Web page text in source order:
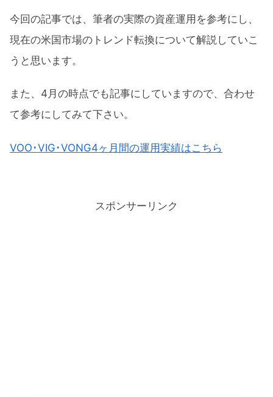
今回の記事では、筆者の実際の資産運用を参考にし、
現在の米国市場のトレンド転換について解説していこ
うと思います。
また、4月の時点でも記事にしていますので、合わせ
て参考にしてみて下さい。
VOO･VIG･VONG4ヶ月間の運用実績はこちら
スポンサーリンク